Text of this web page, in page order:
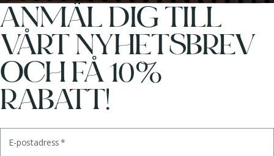
ANMÄL DIG TILL
VÅRT NYHETSBREV
OCH FÅ 10%
RABATT!
E-postadress*